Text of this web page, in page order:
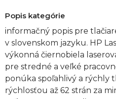
Popis kategórie
informačný popis pre
v slovenskom jazyku. HP
výkonná čiernobiela
pre stredné a veľké
ponúka spoľahlivý a rýchly
rýchlosťou až 62 strán za